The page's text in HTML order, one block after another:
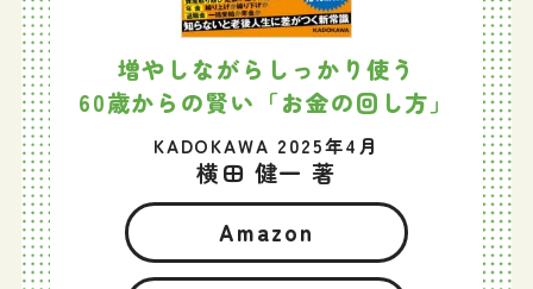
増やしながらしっかり使う
60歳からの賢い「お金の回し方」
KADOKAWA 2025年4月
横田 健一 著
Amazon